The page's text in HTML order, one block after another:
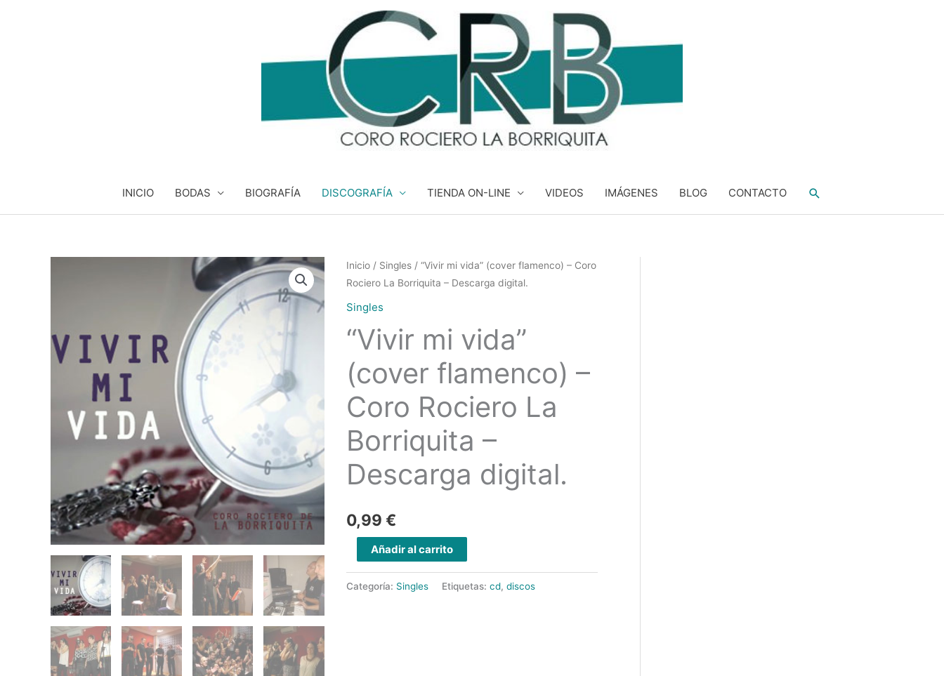
INICIO BODAS BIOGRAFÍA DISCOGRAFÍA TIENDA ON-LINE VIDEOS IMÁGENES BLOG CONTACTO Buscar
Inicio/ Singles/ “Vivir mi vida” (cover flamenco) – Coro
Rociero La Borriquita – Descarga digital.
Singles
“Vivir mi vida”
(cover flamenco) –
Coro Rociero La
Borriquita –
Descarga digital.
0,99 €
"Vivir
mi
vida"
flamenco)
Coro
Rociero
La
Borriquita
-
Descarga
cantidad
Añadir al carrito
Categoría: Singles Etiquetas: cd, discos